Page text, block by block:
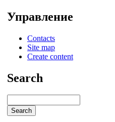
Управление
Contacts
Site map
Create content
Search